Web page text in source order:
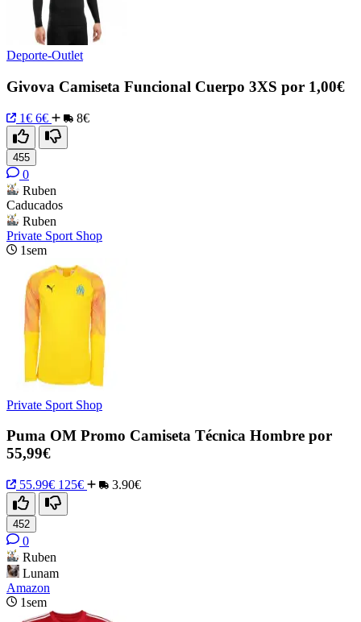
Deporte-Outlet
Givova Camiseta Funcional Cuerpo 3XS por 1,00€
1€ 6€ 8€
455
0
Ruben
Caducados
Ruben
Private Sport Shop
1sem
Private Sport Shop
Puma OM Promo Camiseta Técnica Hombre por
55,99€
55.99€ 125€ 3.90€
452
0
Ruben
Lunam
Amazon
1sem